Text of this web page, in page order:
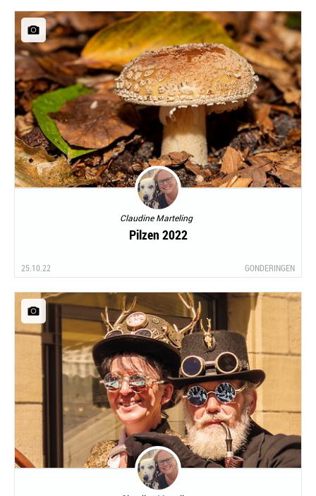
Claudine Marteling
Pilzen 2022
25.10.22 GONDERINGEN